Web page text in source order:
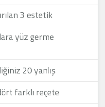
3 estetik
yüz germe
20 yanlış
farklı reçete